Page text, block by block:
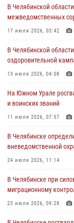
Авиация Росгвардии
Донецкой Народной
31 июля 2026, 11:33
Росгвардия
направлении
31 июля 2026, 11:32
В Уральском округе
оперативного штаба
30 июля 2026, 10:53
В Челябинской
межведомственных
17 июля 2026, 03:42
В Челябинской
оздоровительной
13 июля 2026, 04:08
На Южном Урале
и воинских званий
11 июля 2026, 07:57
В Челябинске
вневедомственной
24 июля 2026, 11:14
В Челябинске при
миграционному
23 июля 2026, 09:28